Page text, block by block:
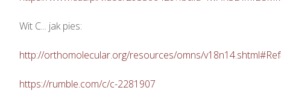
Wit C... jak pies:
http://orthomolecular.org/resources/omns/
https://rumble.com/c/c-2281907